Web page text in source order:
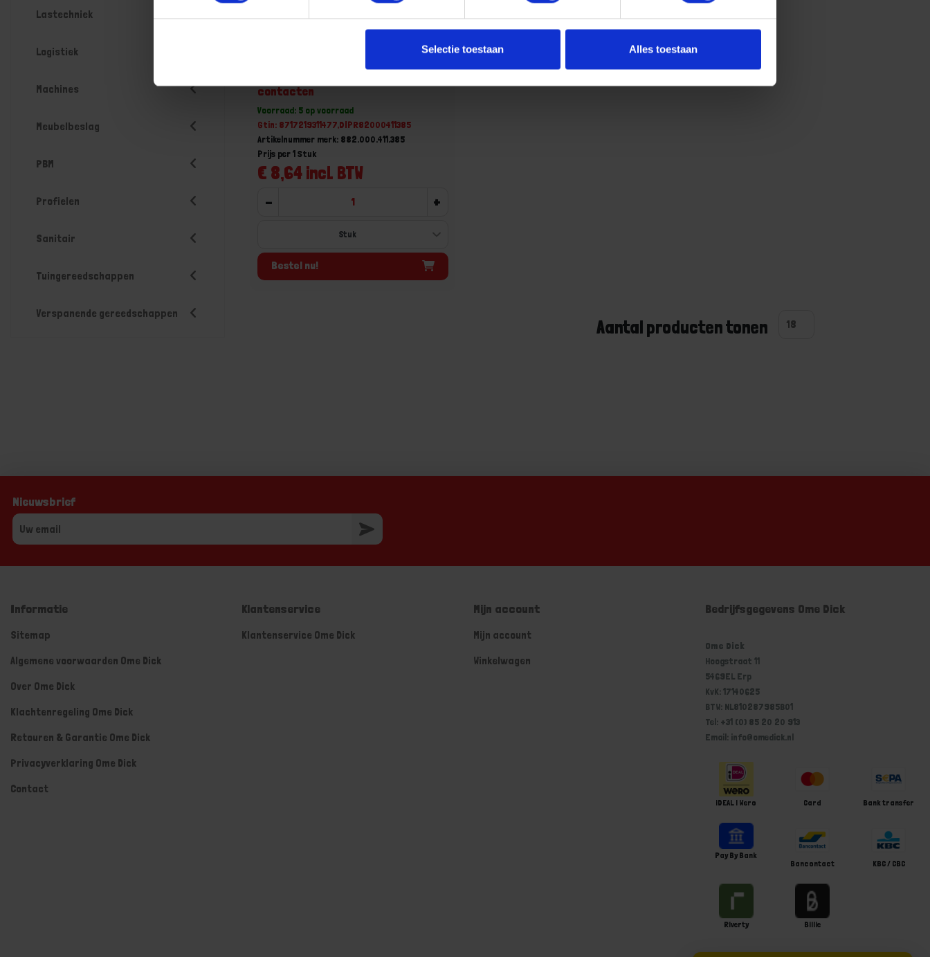
Selectie toestaan Alles toestaan
Lastechniek
Logistiek
Machines
Meubelbeslag
PBM
Profielen
Sanitair
Tuingereedschappen
Verspanende gereedschappen
Stekker 13-polig kunststof schroef
contacten
Voorraad: 5 op voorraad
Gtin: 8717219311477,DIPR82000411385
Artikelnummer merk: 882.000.411.385
€ 8,64 incl. BTW
Prijs per 1 Stuk
- +
Bestel nu!
Aantal producten tonen
Nieuwsbrief
Informatie
Sitemap
Algemene voorwaarden Ome Dick
Over Ome Dick
Klachtenregeling Ome Dick
Retouren & Garantie Ome Dick
Privacyverklaring Ome Dick
Contact
Klantenservice
Klantenservice Ome Dick
Mijn account
Mijn account
Winkelwagen
Bedrijfsgegevens Ome Dick
Ome Dick
Hoogstraat 11
5469EL Erp
KvK: 17140625
BTW: NL810287985B01
Tel: +31 (0) 85 20 20 913
Email: info@omedick.nl
iDEAL | Wero Card Bank transfer
Pay By Bank
Bancontact
KBC / CBC
Riverty Billie